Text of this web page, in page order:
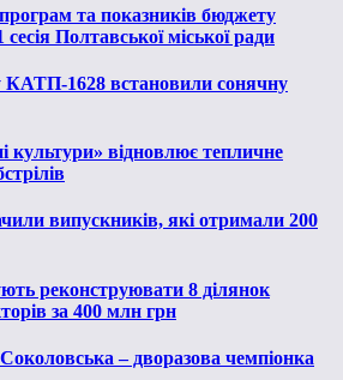
та показників бюджету
Полтавської міської ради
1628 встановили сонячну
культури» відновлює тепличне
випускників, які отримали 200
реконструювати 8 ділянок
за 400 млн грн
– дворазова чемпіонка